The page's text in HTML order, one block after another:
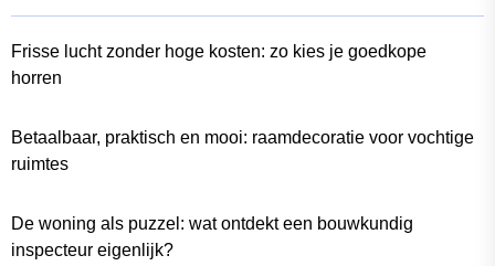
Frisse lucht zonder hoge kosten: zo kies je goedkope
horren
Betaalbaar, praktisch en mooi: raamdecoratie voor vochtige
ruimtes
De woning als puzzel: wat ontdekt een bouwkundig
inspecteur eigenlijk?